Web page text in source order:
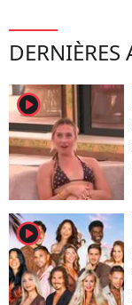
DERNIÈRES
player2
player2